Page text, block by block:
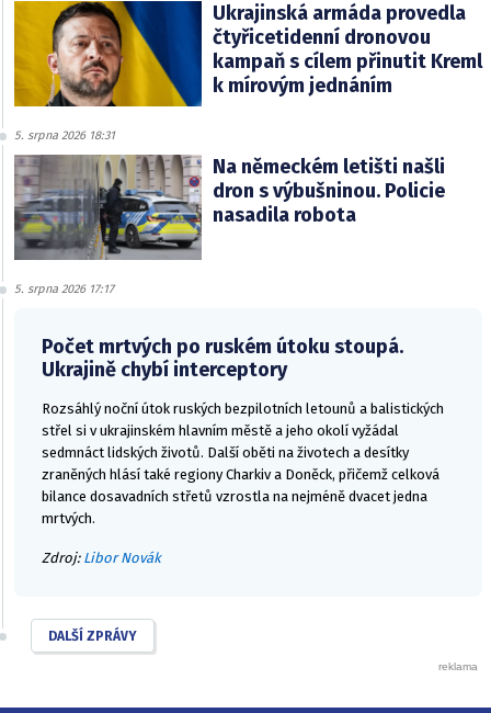
Ukrajinská armáda provedla
čtyřicetidenní dronovou
kampaň s cílem přinutit Kreml
k mírovým jednáním
5. srpna 2026 18:31
Na německém letišti našli
dron s výbušninou. Policie
nasadila robota
5. srpna 2026 17:17
Počet mrtvých po ruském útoku stoupá.
Ukrajině chybí interceptory
Rozsáhlý noční útok ruských bezpilotních letounů a balistických
střel si v ukrajinském hlavním městě a jeho okolí vyžádal
sedmnáct lidských životů. Další oběti na životech a desítky
zraněných hlásí také regiony Charkiv a Doněck, přičemž celková
bilance dosavadních střetů vzrostla na nejméně dvacet jedna
mrtvých.
Zdroj: Libor Novák
DALŠÍ ZPRÁVY